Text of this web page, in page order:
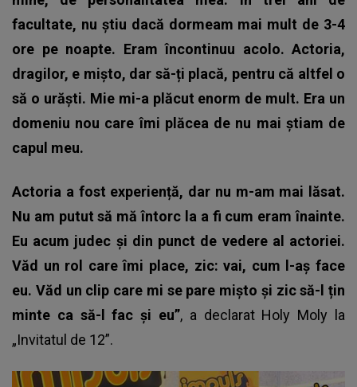
facultate, nu știu dacă dormeam mai mult de 3-4
ore pe noapte. Eram încontinuu acolo. Actoria,
dragilor, e mișto, dar să-ți placă, pentru că altfel o
să o urăști. Mie mi-a plăcut enorm de mult. Era un
domeniu nou care îmi plăcea de nu mai știam de
capul meu.
Actoria a fost experiență, dar nu m-am mai lăsat.
Nu am putut să mă întorc la a fi cum eram înainte.
Eu acum judec și din punct de vedere al actoriei.
Văd un rol care îmi place, zic: vai, cum l-aș face
eu. Văd un clip care mi se pare mișto și zic să-l țin
minte ca să-l fac și eu”, a declarat Holy Moly la
„Invitatul de 12”.